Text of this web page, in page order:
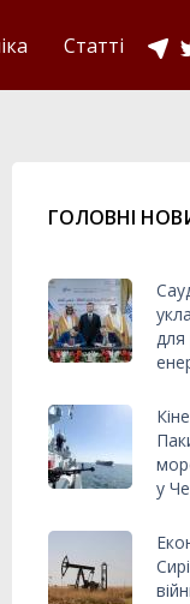
Статті
ГОЛОВНІ
для
у